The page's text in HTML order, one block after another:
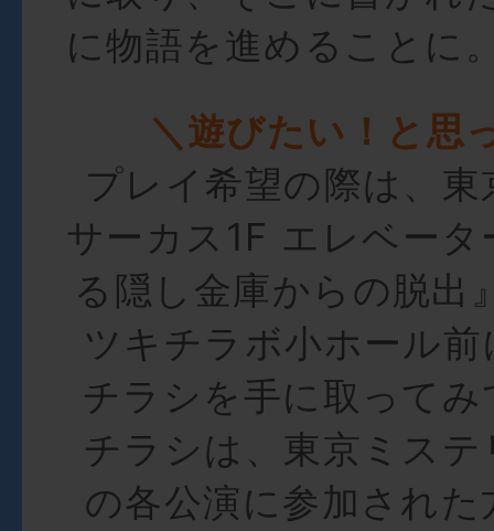
に物語を進めることに
＼遊びたい！と思
プレイ希望の際は、
サーカス1F エレベー
る隠し金庫からの脱出
ツキチラボ小ホール
チラシを手に取って
チラシは、東京ミス
の各公演に参加され